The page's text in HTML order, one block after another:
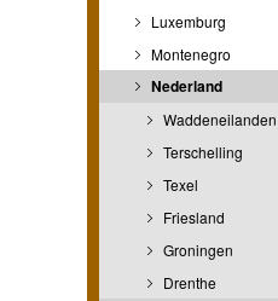
Luxemburg
Montenegro
Nederland
Waddeneilanden
Terschelling
Texel
Friesland
Groningen
Drenthe